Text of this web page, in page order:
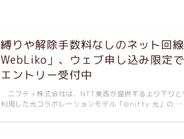
縛りや解除手数料なしのネット回
WebLiko」、ウェブ申し込み限定
エントリー受付中
ニフティ株式会社は、NTT東西が提供する上り下り
利用した光コラボレーションモデル「@nifty 光」の …